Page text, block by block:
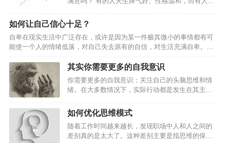
只能油头粉面，为什么呢？ 我们的外在形象和内在
的素质往往由父母决定着，主要表现在以下三
点： 人的认知、情绪情感、记忆、智力、人格都属
于心理学的范畴 一、性格 性格受父亲的遗传影响
大。性格的形成固然有先天的成分，但主要是后天
的影响，相对而言，父亲的影响力会更大些。其
中，父爱的作用对女儿的影响更大。&n…
如何让自己信心十足？
自卑在现实生活中广泛存在，或许是因为某一件极其微小的事情都有可
能使一个人的情绪低落，对自己失去原有的自信，对生活充满自卑。自
卑主要表现为对自己的能力、品质等自身素质评价过低；心理承受力脆
弱；经不起较强的刺激；谨小慎微、多愁善感，常产生疑忌心理。行为
畏缩、瞻前顾后等。 自卑主要来源于心理上的自我消极暗示，它的
形成可以是偶然存在，也可以是一段时间存在，因为自卑而给自己乃至
社会带来极大的负面影响则应该自我反省，有意识地通过锻炼来增强自
己的自信心。自信的…
其实你需要更多的自我意识
你需要更多的自我意识：关注自己的头脑思维和情
绪。在大多数情况下，实际行动都是发生在其主观
状态中，行动者更有可能是在模模糊糊的意义上“知
道”它，但并不明白自己正在干什么或者对它有着明
确的自觉意识。他的行动大多受本能驱使或者习惯
使然。只是在偶然的、并且涉及大量同一行动的情
如何优化思维模式
随着工作时间越来越长，发现职场中人和人之间的
差别真的是太大了。这种差别主要是指思维的保存